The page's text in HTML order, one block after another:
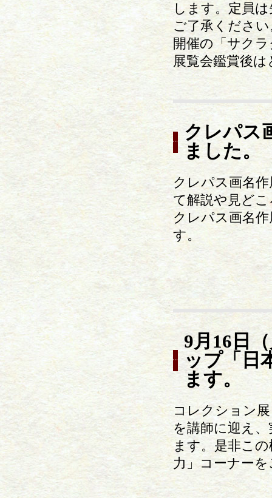
します。定員
ご了承くださ
開催の「サク
展覧会鑑賞後
クレパス
ました。
クレパス画名
て解説や見ど
クレパス画名
す。
9月16日
ップ「日
ます。
コレクション
を講師に迎え
ます。是非こ
力」コーナー